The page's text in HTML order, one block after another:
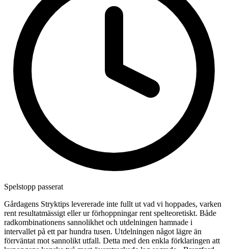
Spelstopp passerat
Gårdagens Stryktips levererade inte fullt ut vad vi hoppades, varken
rent resultatmässigt eller ur förhoppningar rent spelteoretiskt. Både
radkombinationens sannolikhet och utdelningen hamnade i
intervallet på ett par hundra tusen. Utdelningen något lägre än
förrväntat mot sannolikt utfall. Detta med den enkla förklaringen att